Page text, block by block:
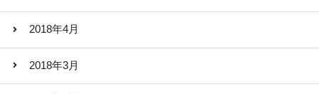
2018年4月
2018年3月